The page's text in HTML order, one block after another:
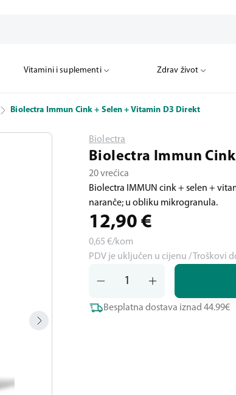
Vitamini i suplementi Zdrav život
Biolectra Immun Cink + Selen + Vitamin D3 Direkt
Biolectra
Biolectra Immun
20 vrećica
Biolectra IMMUN cink + selen +
naranče; u obliku mikrogranula.
12,90 €
0,65 €/kom
PDV je uključen u cijenu / Troškovi
Besplatna dostava iznad 44.99€